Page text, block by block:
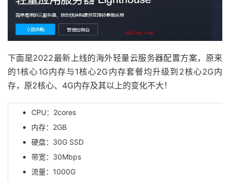
下面是2022最新上线的海外轻量云服务器配置方案，原来
的1核心1G内存与1核心2G内存套餐均升级到2核心2G内
存，原2核心、4G内存及其以上的变化不大！
CPU：2cores
内存：2GB
硬盘：30G SSD
带宽：30Mbps
流量：1000G